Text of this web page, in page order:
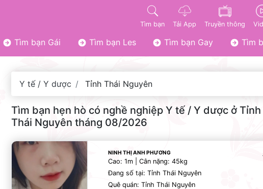
Tìm bạn Tải App Truyền thông
Tìm bạn Gái Tìm bạn Les Tìm bạn Gay Tìm
Y tế / Y dược Tỉnh Thái Nguyên
Tìm bạn hẹn hò có nghề nghiệp Y tế / Y dược ở Tỉnh
Thái Nguyên tháng 08/2026
NINH THỊ ANH PHƯƠNG
Cao: 1m | Cân nặng: 45kg
Đang số tại: Tỉnh Thái Nguyên
Quê quán: Tỉnh Thái Nguyên